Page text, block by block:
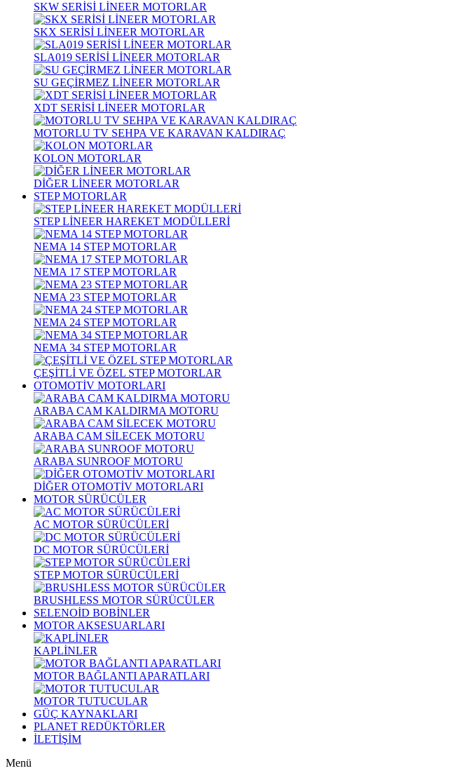
SKW SERİSİ LİNEER MOTORLAR
SKX SERİSİ LİNEER MOTORLAR
SLA019 SERİSİ LİNEER MOTORLAR
SU GEÇİRMEZ LİNEER MOTORLAR
XDT SERİSİ LİNEER MOTORLAR
MOTORLU TV SEHPA VE KARAVAN KALDIRAÇ
KOLON MOTORLAR
DİĞER LİNEER MOTORLAR
STEP MOTORLAR
STEP LİNEER HAREKET MODÜLLERİ
NEMA 14 STEP MOTORLAR
NEMA 17 STEP MOTORLAR
NEMA 23 STEP MOTORLAR
NEMA 24 STEP MOTORLAR
NEMA 34 STEP MOTORLAR
ÇEŞİTLİ VE ÖZEL STEP MOTORLAR
OTOMOTİV MOTORLARI
ARABA CAM KALDIRMA MOTORU
ARABA CAM SİLECEK MOTORU
ARABA SUNROOF MOTORU
DİĞER OTOMOTİV MOTORLARI
MOTOR SÜRÜCÜLER
AC MOTOR SÜRÜCÜLERİ
DC MOTOR SÜRÜCÜLERİ
STEP MOTOR SÜRÜCÜLERİ
BRUSHLESS MOTOR SÜRÜCÜLER
SELENOİD BOBİNLER
MOTOR AKSESUARLARI
KAPLİNLER
MOTOR BAĞLANTI APARATLARI
MOTOR TUTUCULAR
GÜÇ KAYNAKLARI
PLANET REDÜKTÖRLER
İLETİŞİM
Menü